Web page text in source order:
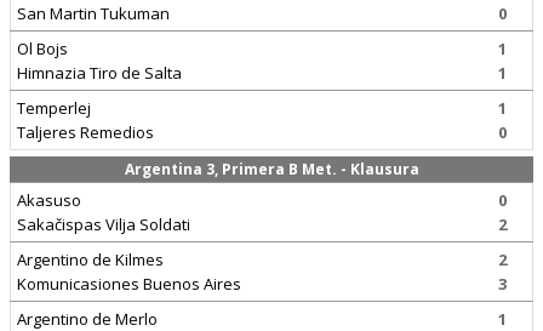
San Martin Tukuman
0
Ol Bojs
Himnazia Tiro de Salta
1
1
Temperlej
Taljeres Remedios
1
0
Argentina 3, Primera B Met. - Klausura
Akasuso
Sakačispas Vilja Soldati
0
2
Argentino de Kilmes
Komunicasiones Buenos Aires
2
3
Argentino de Merlo
1